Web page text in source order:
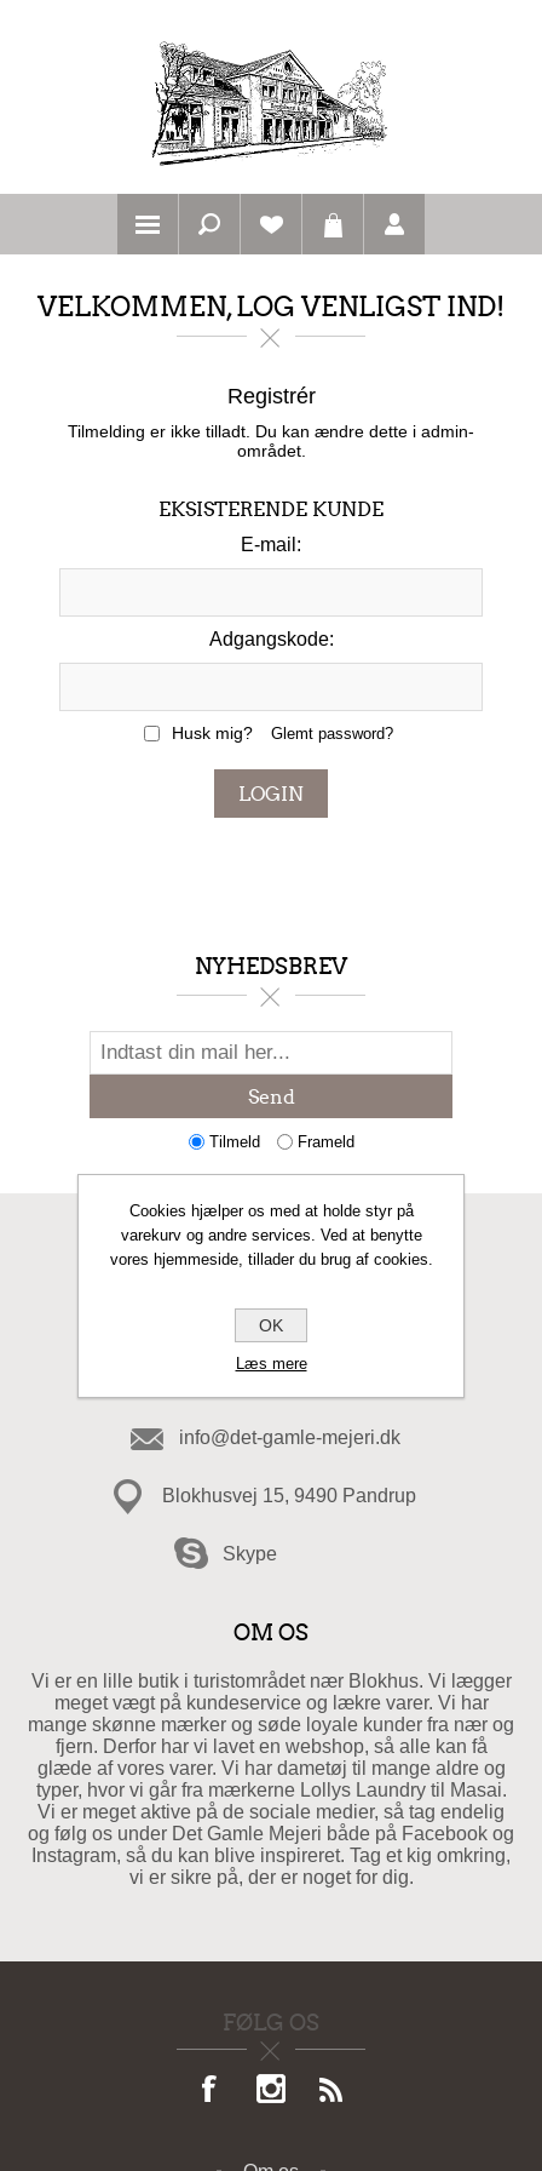
VELKOMMEN, LOG VENLIGST IND!
Registrér
Tilmelding er ikke tilladt. Du kan ændre dette i admin-
området.
EKSISTERENDE KUNDE
E-mail:
Adgangskode:
Husk mig? Glemt password?
LOGIN
NYHEDSBREV
Send
Tilmeld Frameld
KONTAKT OS
info@det-gamle-mejeri.dk
Blokhusvej 15, 9490 Pandrup
Skype
OM OS
Vi er en lille butik i turistområdet nær Blokhus. Vi lægger
meget vægt på kundeservice og lækre varer. Vi har
mange skønne mærker og søde loyale kunder fra nær og
fjern. Derfor har vi lavet en webshop, så alle kan få
glæde af vores varer. Vi har dametøj til mange aldre og
typer, hvor vi går fra mærkerne Lollys Laundry til Masai.
Vi er meget aktive på de sociale medier, så tag endelig
og følg os under Det Gamle Mejeri både på Facebook og
Instagram, så du kan blive inspireret. Tag et kig omkring,
vi er sikre på, der er noget for dig.
FØLG OS
Cookies hjælper os med at holde styr på
varekurv og andre services. Ved at benytte
vores hjemmeside, tillader du brug af cookies.
OK
Læs mere